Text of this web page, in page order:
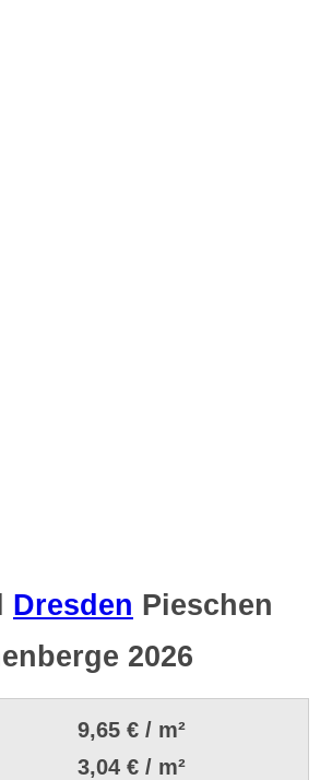
Dresden Pieschen
2026
9,65 € / m²
3,04 € / m²